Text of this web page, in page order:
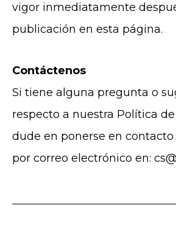
vigor inmediatamente
publicación en esta página.
Contáctenos
Si tiene alguna pregunta o
respecto a nuestra Política
dude en ponerse en contacto
por correo electrónico en: